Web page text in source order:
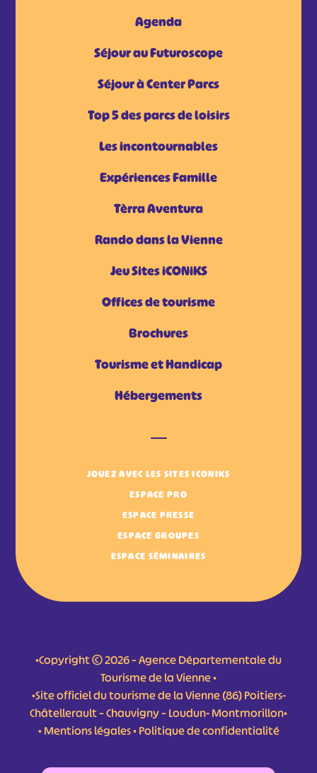
Agenda
Séjour au Futuroscope
Séjour à Center Parcs
Top 5 des parcs de loisirs
Les incontournables
Expériences Famille
Tèrra Aventura
Rando dans la Vienne
Jeu Sites iCONiKS
Offices de tourisme
Brochures
Tourisme et Handicap
Hébergements
JOUEZ AVEC LES SITES ICONIKS
ESPACE PRO
ESPACE PRESSE
ESPACE GROUPES
ESPACE SÉMINAIRES
•Copyright © 2026 – Agence Départementale du
Tourisme de la Vienne •
•Site officiel du tourisme de la Vienne (86) Poitiers-
Châtellerault – Chauvigny – Loudun- Montmorillon•
•Mentions légales•Politique de confidentialité